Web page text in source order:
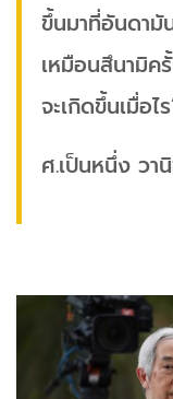
ขึ้นมาที่อันดามั
เหมือนสึนามิค
จะเกิดขึ้นเมื่อไ
ศ.เป็นหนึ่ง วา